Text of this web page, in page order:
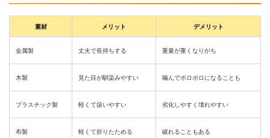
素材 メリット デメリット
金属製 丈夫で長持ちする 重量が重くなりがち
木製 見た目が馴染みやすい 噛んでボロボロになることも
プラスチック製 軽くて扱いやすい 劣化しやすく壊れやすい
布製 軽くて折りたためる 破れることもある